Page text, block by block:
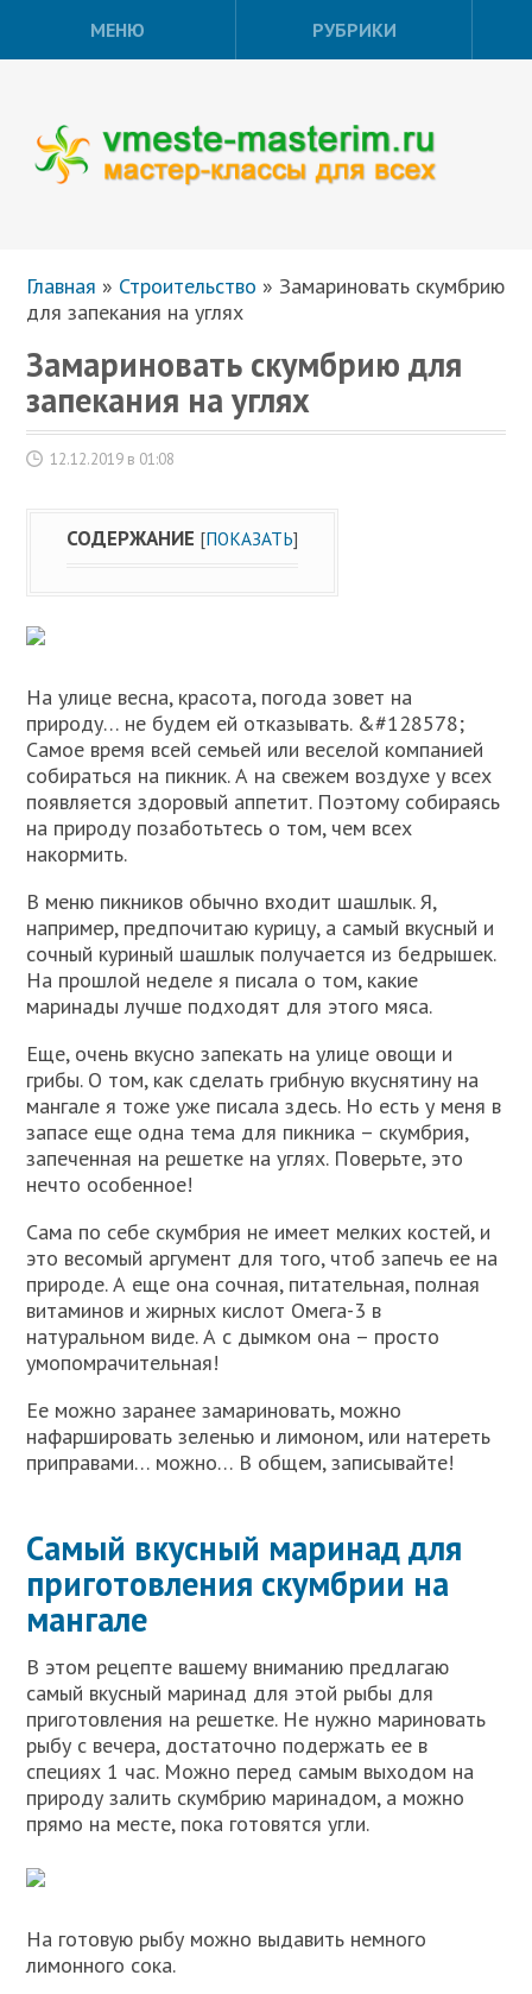
МЕНЮ РУБРИКИ
Главная » Строительство » Замариновать скумбрию
для запекания на углях
Замариновать скумбрию для
запекания на углях
12.12.2019 в 01:08
СОДЕРЖАНИЕ [ПОКАЗАТЬ]
На улице весна, красота, погода зовет на
природу… не будем ей отказывать. &#128578;
Самое время всей семьей или веселой компанией
собираться на пикник. А на свежем воздухе у всех
появляется здоровый аппетит. Поэтому собираясь
на природу позаботьтесь о том, чем всех
накормить.
В меню пикников обычно входит шашлык. Я,
например, предпочитаю курицу, а самый вкусный и
сочный куриный шашлык получается из бедрышек.
На прошлой неделе я писала о том, какие
маринады лучше подходят для этого мяса.
Еще, очень вкусно запекать на улице овощи и
грибы. О том, как сделать грибную вкуснятину на
мангале я тоже уже писала здесь. Но есть у меня в
запасе еще одна тема для пикника – скумбрия,
запеченная на решетке на углях. Поверьте, это
нечто особенное!
Сама по себе скумбрия не имеет мелких костей, и
это весомый аргумент для того, чтоб запечь ее на
природе. А еще она сочная, питательная, полная
витаминов и жирных кислот Омега-3 в
натуральном виде. А с дымком она – просто
умопомрачительная!
Ее можно заранее замариновать, можно
нафаршировать зеленью и лимоном, или натереть
приправами… можно… В общем, записывайте!
Самый вкусный маринад для
приготовления скумбрии на
мангале
В этом рецепте вашему вниманию предлагаю
самый вкусный маринад для этой рыбы для
приготовления на решетке. Не нужно мариновать
рыбу с вечера, достаточно подержать ее в
специях 1 час. Можно перед самым выходом на
природу залить скумбрию маринадом, а можно
прямо на месте, пока готовятся угли.
На готовую рыбу можно выдавить немного
лимонного сока.